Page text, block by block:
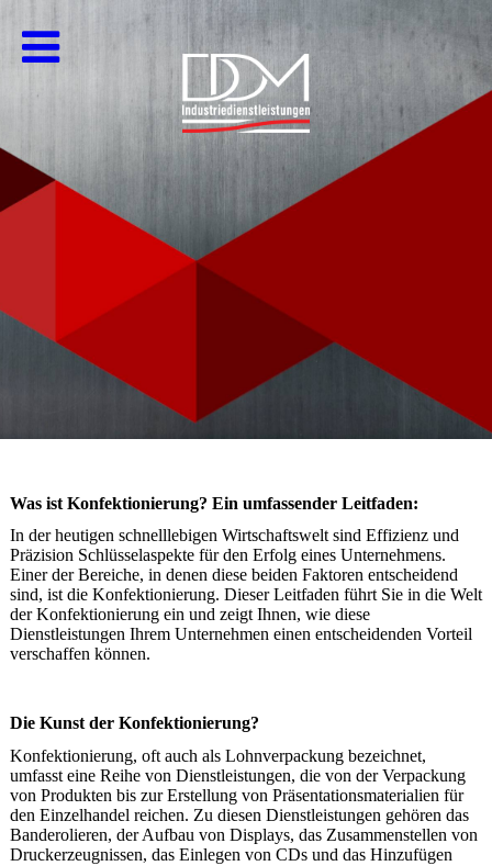
Was ist Konfektionierung? Ein umfassender Leitfaden:
In der heutigen schnelllebigen Wirtschaftswelt sind Effizienz und
Präzision Schlüsselaspekte für den Erfolg eines Unternehmens.
Einer der Bereiche, in denen diese beiden Faktoren entscheidend
sind, ist die Konfektionierung. Dieser Leitfaden führt Sie in die Welt
der Konfektionierung ein und zeigt Ihnen, wie diese
Dienstleistungen Ihrem Unternehmen einen entscheidenden Vorteil
verschaffen können.
Die Kunst der Konfektionierung?
Konfektionierung, oft auch als Lohnverpackung bezeichnet,
umfasst eine Reihe von Dienstleistungen, die von der Verpackung
von Produkten bis zur Erstellung von Präsentationsmaterialien für
den Einzelhandel reichen. Zu diesen Dienstleistungen gehören das
Banderolieren, der Aufbau von Displays, das Zusammenstellen von
Druckerzeugnissen, das Einlegen von CDs und das Hinzufügen